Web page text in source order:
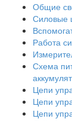
Общие
Силовые
Работа
Схема
Цепи
Цепи
Цепи